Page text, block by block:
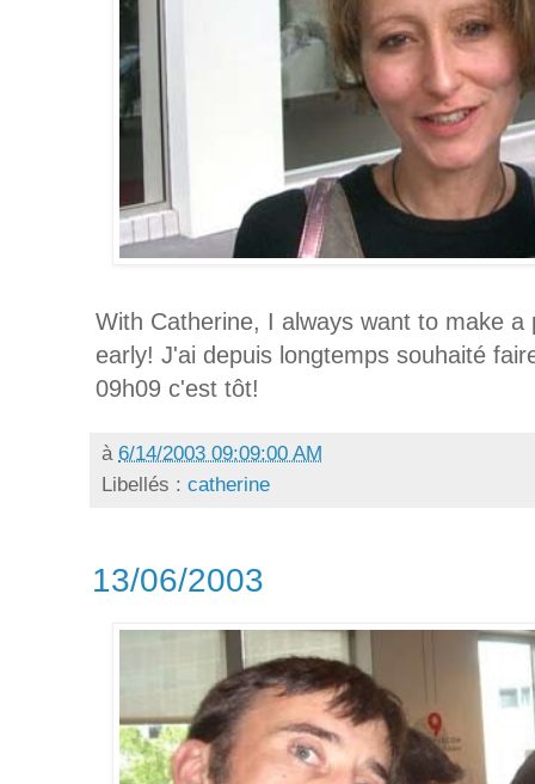
With Catherine, I always want to make
early! J'ai depuis longtemps souhaité
09h09 c'est tôt!
à 6/14/2003 09:09:00 AM
Libellés : catherine
13/06/2003